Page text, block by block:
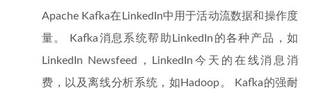
Apache Kafka在LinkedIn中用于活动流数据和操作度
量。 Kafka消息系统帮助LinkedIn的各种产品，如
LinkedIn Newsfeed，LinkedIn今天的在线消息消
费，以及离线分析系统，如Hadoop。 Kafka的强耐